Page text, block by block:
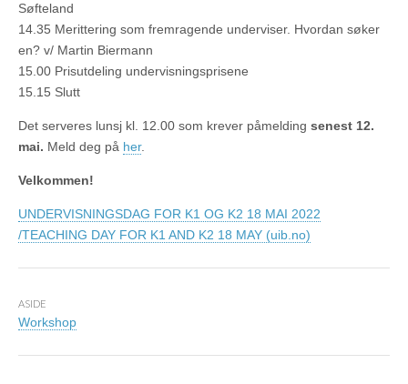
Søfteland
14.35 Merittering som fremragende underviser. Hvordan søker
en? v/ Martin Biermann
15.00 Prisutdeling undervisningsprisene
15.15 Slutt
Det serveres lunsj kl. 12.00 som krever påmelding senest 12.
mai. Meld deg på her.
Velkommen!
UNDERVISNINGSDAG FOR K1 OG K2 18 MAI 2022
/TEACHING DAY FOR K1 AND K2 18 MAY (uib.no)
ASIDE
Workshop